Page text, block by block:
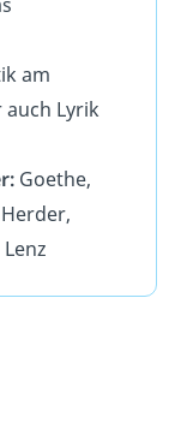
am
Lyrik
Goethe,
Herder,